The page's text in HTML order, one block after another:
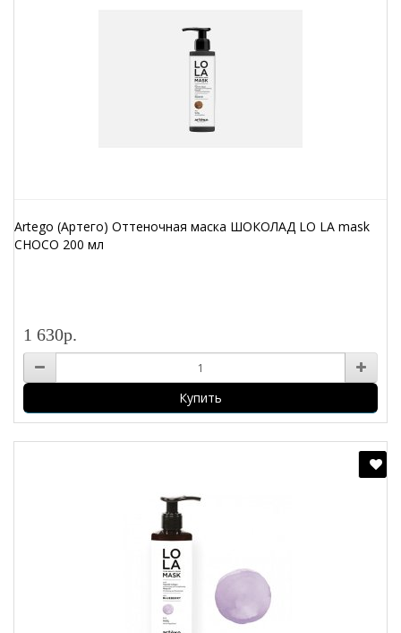
Artego (Артего) Оттеночная маска ШОКОЛАД LO LA mask
CHOCO 200 мл
1 630р.
Купить